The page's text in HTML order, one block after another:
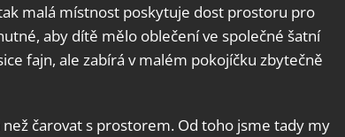
malá místnost poskytuje dost prostoru pro
aby dítě mělo oblečení ve společné šatní
fajn, ale zabírá v malém pokojíčku zbytečně
čarovat s prostorem. Od toho jsme tady my